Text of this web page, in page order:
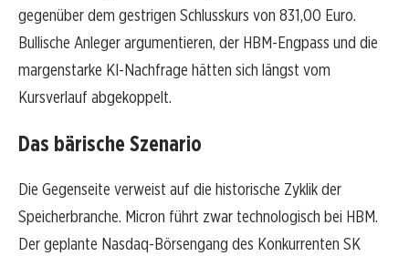
gegenüber dem gestrigen Schlusskurs von 831,00 Euro.
Bullische Anleger argumentieren, der HBM-Engpass und die
margenstarke KI-Nachfrage hätten sich längst vom
Kursverlauf abgekoppelt.
Das bärische Szenario
Die Gegenseite verweist auf die historische Zyklik der
Speicherbranche. Micron führt zwar technologisch bei HBM.
Der geplante Nasdaq-Börsengang des Konkurrenten SK